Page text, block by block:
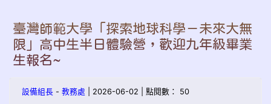
臺灣師範大學「探索地球科學－未來大無
限」高中生半日體驗營，歡迎九年級畢業
生報名~
設備組長 - 教務處 | 2026-06-02 | 點閱數： 50